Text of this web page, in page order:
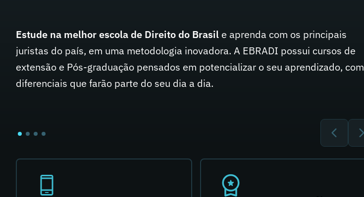
Estude na melhor escola de Direito do Brasil e aprenda com os principais
juristas do país, em uma metodologia inovadora. A EBRADI possui cursos de
extensão e Pós-graduação pensados em potencializar o seu aprendizado, com
diferenciais que farão parte do seu dia a dia.